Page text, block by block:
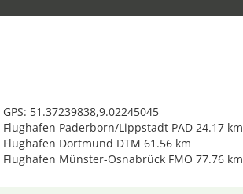
GPS: 51.37239838,9.02245045
Flughafen Paderborn/Lippstadt PAD 24.17 km
Flughafen Dortmund DTM 61.56 km
Flughafen Münster-Osnabrück FMO 77.76 km